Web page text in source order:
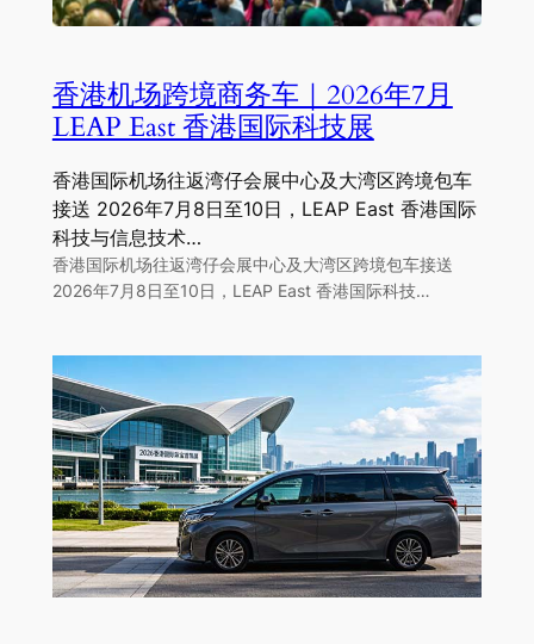
香港机场跨境商务车｜2026年7月
LEAP East 香港国际科技展
香港国际机场往返湾仔会展中心及大湾区跨境包车
接送 2026年7月8日至10日，LEAP East 香港国际
科技与信息技术…
香港国际机场往返湾仔会展中心及大湾区跨境包车接送
2026年7月8日至10日，LEAP East 香港国际科技…